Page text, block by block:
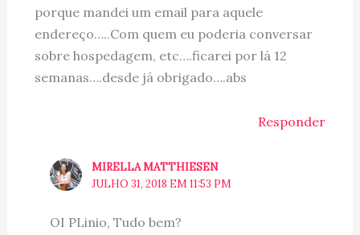
porque mandei um email para aquele
endereço…..Com quem eu poderia conversar
sobre hospedagem, etc….ficarei por lá 12
semanas….desde já obrigado….abs
Responder
MIRELLA MATTHIESEN
JULHO 31, 2018 EM 11:53 PM
OI PLinio, Tudo bem?